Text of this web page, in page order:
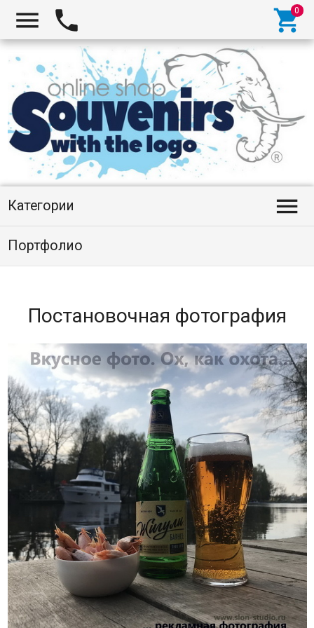
  
Категории 
Портфолио
Постановочная фотография